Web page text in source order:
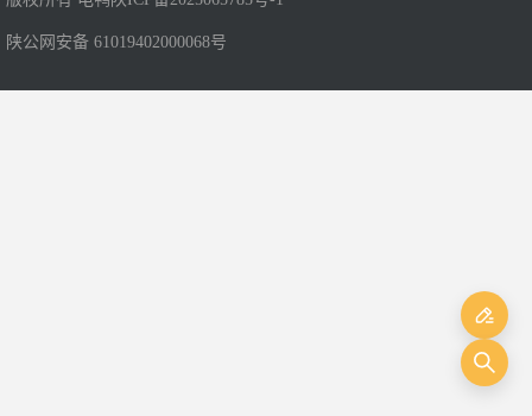
陕公网安备 61019402000068号